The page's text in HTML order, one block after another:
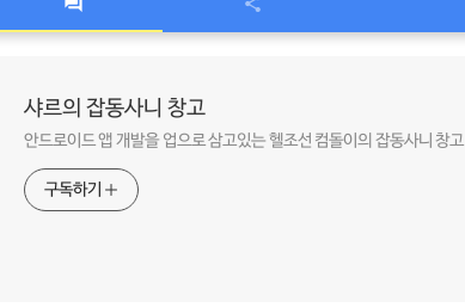
샤르의 잡동사니 창고
안드로이드 앱 개발을 업으로 삼고있는 헬조선 컴돌이의 잡동사니 창고
구독하기